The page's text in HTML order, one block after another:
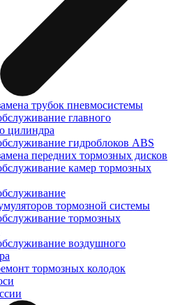
трубок пневмосистемы
главного
цилиндра
гидроблоков ABS
передних тормозных дисков
камер тормозных
тормозной системы
тормозных
воздушного
тормозных колодок